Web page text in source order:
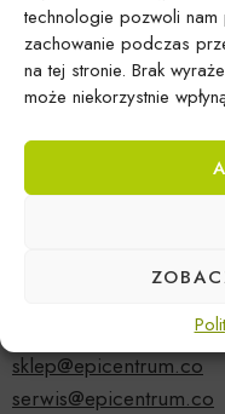
technologie pozwoli nam
zachowanie podczas
na tej stronie. Brak
może niekorzystnie
Epicentrum Gdynia
ul. Druskiennicka 20a
sklep@epicentrum.co
serwis@epicentrum.co